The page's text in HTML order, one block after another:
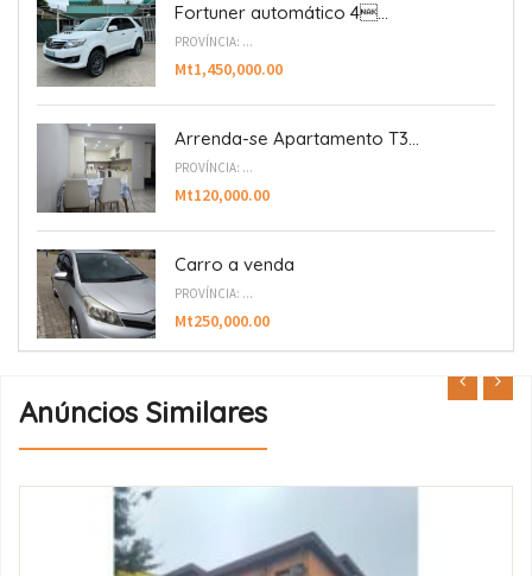
Fortuner automático 4...
PROVÍNCIA: ...
Mt1,450,000.00
Arrenda-se Apartamento T3...
PROVÍNCIA: ...
Mt120,000.00
Carro a venda
PROVÍNCIA: ...
Mt250,000.00
Anúncios Similares